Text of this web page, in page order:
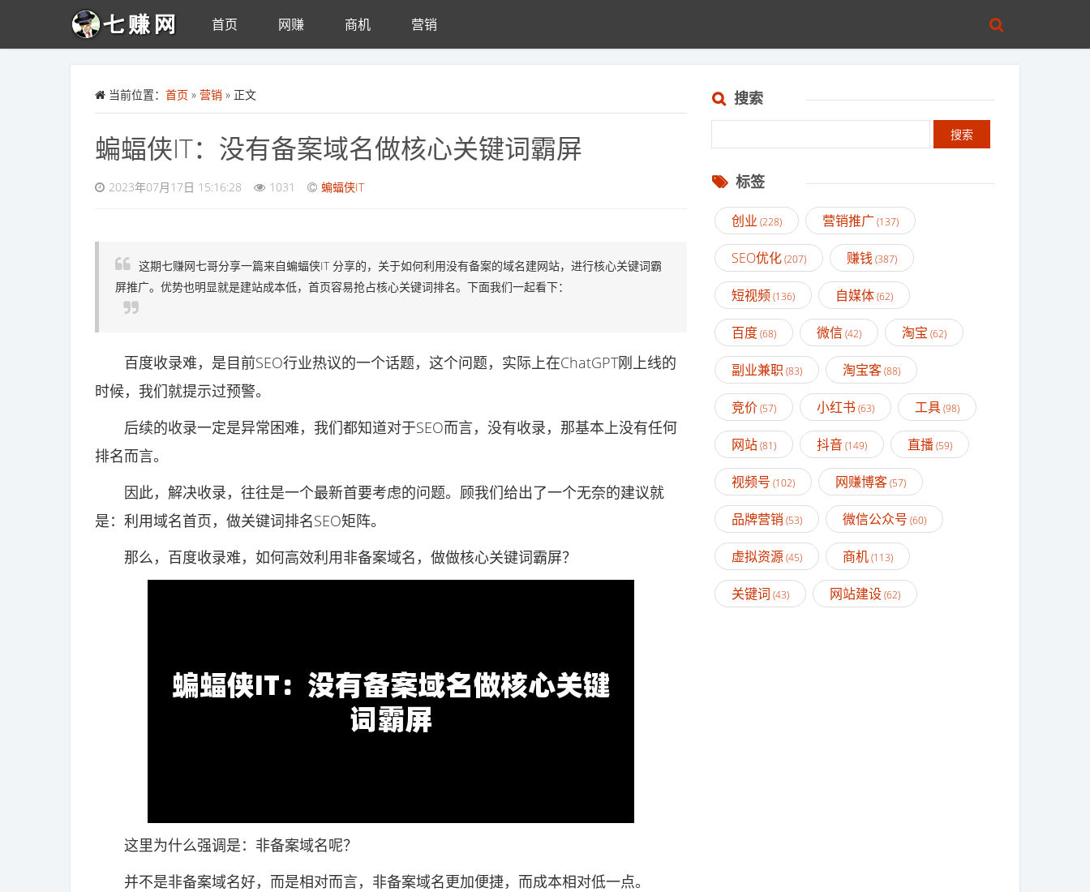
首页 网赚 商机 营销
当前位置： 首页 » 营销 » 正文
蝙蝠侠IT：没有备案域名做核心关键词霸屏
2023年07月17日 15:16:28 1031 蝙蝠侠IT
这期七赚网七哥分享一篇来自蝙蝠侠IT 分享的，关于如何利用没有备案的域名建网站，进行核心关键词霸
屏推广。优势也明显就是建站成本低，首页容易抢占核心关键词排名。下面我们一起看下：
百度收录难，是目前SEO行业热议的一个话题，这个问题，实际上在ChatGPT刚上线的
时候，我们就提示过预警。
后续的收录一定是异常困难，我们都知道对于SEO而言，没有收录，那基本上没有任何
排名而言。
因此，解决收录，往往是一个最新首要考虑的问题。顾我们给出了一个无奈的建议就
是：利用域名首页，做关键词排名SEO矩阵。
那么，百度收录难，如何高效利用非备案域名，做做核心关键词霸屏？
这里为什么强调是：非备案域名呢？
并不是非备案域名好，而是相对而言，非备案域名更加便捷，而成本相对低一点。
搜索
标签
创业 (228) 营销推广 (137)
SEO优化(207) 赚钱(387)
短视频(136) 自媒体(62)
百度(68) 微信(42) 淘宝 (62)
副业兼职 (83) 淘宝客(88)
竞价(57) 小红书 (63) 工具(98)
网站(81) 抖音(149) 直播(59)
视频号 (102) 网赚博客(57)
品牌营销 (53) 微信公众号 (60)
虚拟资源(45) 商机(113)
关键词 (43) 网站建设(62)